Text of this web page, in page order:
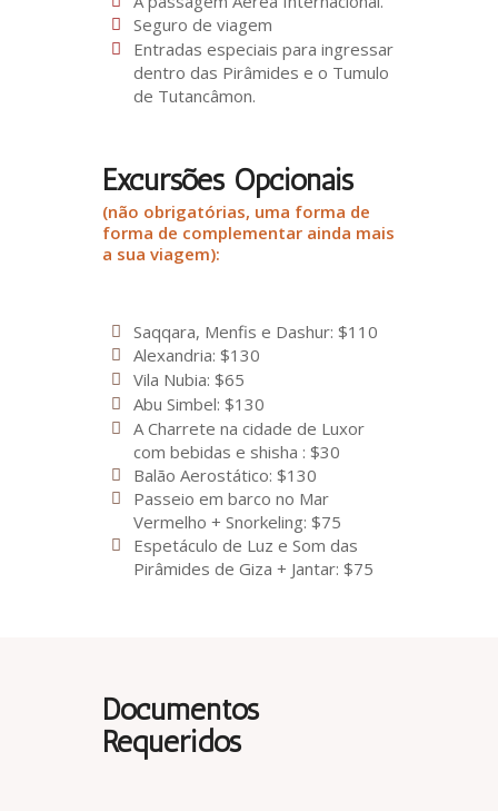
Seguro de viagem
Entradas especiais para ingressar
dentro das Pirâmides e o Tumulo
de Tutancâmon.
Excursões Opcionais
(não obrigatórias, uma forma de
forma de complementar ainda mais
a sua viagem):
Saqqara, Menfis e Dashur: $110
Alexandria: $130
Vila Nubia: $65
Abu Simbel: $130
A Charrete na cidade de Luxor
com bebidas e shisha : $30
Balão Aerostático: $130
Passeio em barco no Mar
Vermelho + Snorkeling: $75
Espetáculo de Luz e Som das
Pirâmides de Giza + Jantar: $75
Documentos
Requeridos